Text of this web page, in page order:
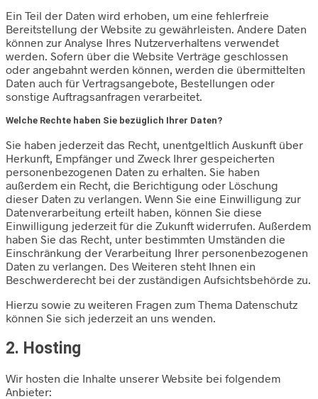
Ein Teil der Daten wird erhoben, um eine fehlerfreie
Bereitstellung der Website zu gewährleisten. Andere Daten
können zur Analyse Ihres Nutzerverhaltens verwendet
werden. Sofern über die Website Verträge geschlossen
oder angebahnt werden können, werden die übermittelten
Daten auch für Vertragsangebote, Bestellungen oder
sonstige Auftragsanfragen verarbeitet.
Welche Rechte haben Sie bezüglich Ihrer Daten?
Sie haben jederzeit das Recht, unentgeltlich Auskunft über
Herkunft, Empfänger und Zweck Ihrer gespeicherten
personenbezogenen Daten zu erhalten. Sie haben
außerdem ein Recht, die Berichtigung oder Löschung
dieser Daten zu verlangen. Wenn Sie eine Einwilligung zur
Datenverarbeitung erteilt haben, können Sie diese
Einwilligung jederzeit für die Zukunft widerrufen. Außerdem
haben Sie das Recht, unter bestimmten Umständen die
Einschränkung der Verarbeitung Ihrer personenbezogenen
Daten zu verlangen. Des Weiteren steht Ihnen ein
Beschwerderecht bei der zuständigen Aufsichtsbehörde zu.
Hierzu sowie zu weiteren Fragen zum Thema Datenschutz
können Sie sich jederzeit an uns wenden.
2. Hosting
Wir hosten die Inhalte unserer Website bei folgendem
Anbieter: